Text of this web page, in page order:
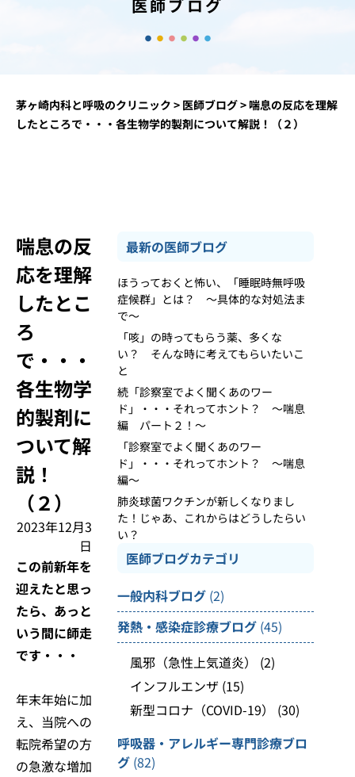
医師ブログ
茅ヶ崎内科と呼吸のクリニック > 医師ブログ>喘息の反応を理解
したところで・・・各生物学的製剤について解説！（２）
喘息の反
応を理解
したとこ
ろ
で・・・
各生物学
的製剤に
ついて解
説！
（２）
2023年12月3
日
この前新年を
迎えたと思っ
たら、あっと
いう間に師走
です・・・
年末年始に加
え、当院への
転院希望の方
の急激な増加
最新の医師ブログ
ほうっておくと怖い、「睡眠時無呼吸
症候群」とは？ ～具体的な対処法ま
で～
「咳」の時ってもらう薬、多くな
い？ そんな時に考えてもらいたいこ
と
続「診察室でよく聞くあのワー
ド」・・・それってホント？ ～喘息
編 パート２！～
「診察室でよく聞くあのワー
ド」・・・それってホント？ ～喘息
編～
肺炎球菌ワクチンが新しくなりまし
た！じゃあ、これからはどうしたらい
い？
医師ブログカテゴリ
一般内科ブログ (2)
発熱・感染症診療ブログ (45)
風邪（急性上気道炎）
(2)
インフルエンザ (15)
新型コロナ（COVID-19）
(30)
呼吸器・アレルギー専門診療ブロ
グ (82)